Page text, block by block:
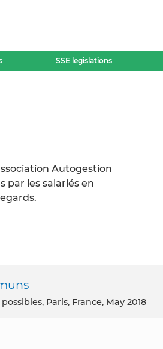
SSE legislations
Autogestion
par les salariés en
Paris, France, May 2018